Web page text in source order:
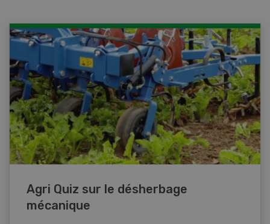
Agri Quiz sur le désherbage
mécanique